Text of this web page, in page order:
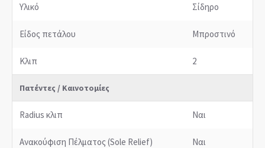
Υλικό Σίδηρο
Είδος πετάλου Μπροστινό
Κλιπ 2
Πατέντες / Καινοτομίες
Radius κλιπ Ναι
Ανακούφιση Πέλματος (Sole Relief) Ναι